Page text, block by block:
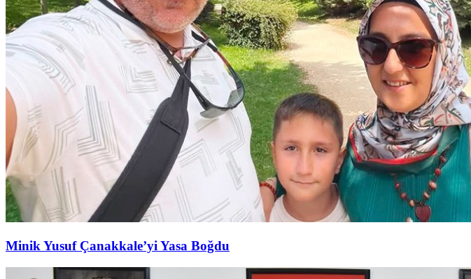
Minik Yusuf Çanakkale’yi Yasa Boğdu